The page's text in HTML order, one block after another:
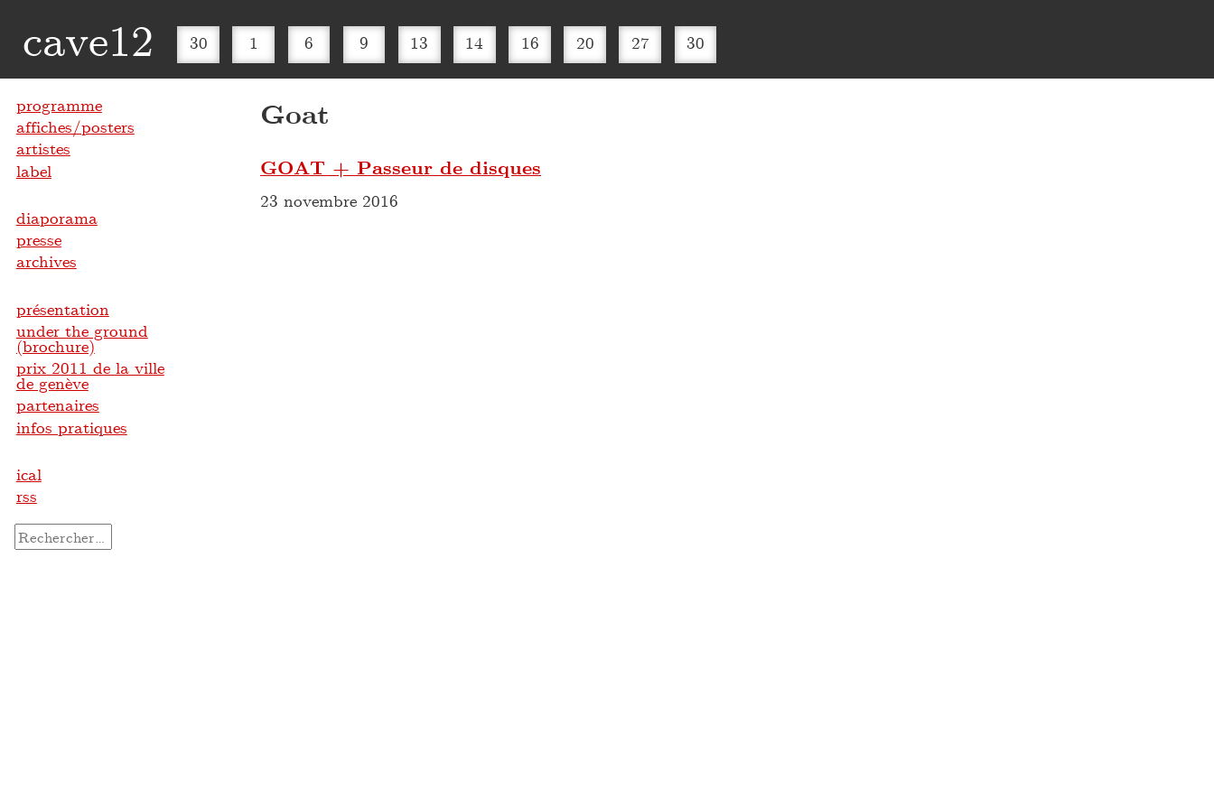
cave12 30 1 6 9 13 14 16 20 27 30
Goat
GOAT + Passeur de disques
23 novembre 2016
programme
affiches/posters
artistes
label
diaporama
presse
archives
présentation
under the ground
(brochure)
prix 2011 de la ville
de genève
partenaires
infos pratiques
ical
rss
Rechercher :